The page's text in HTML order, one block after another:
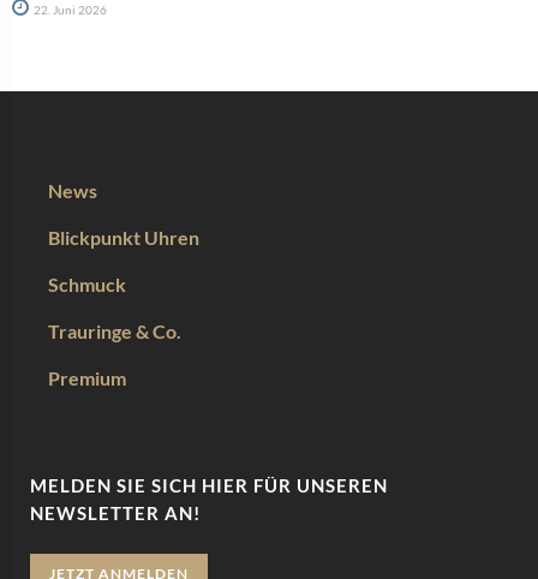
22. Juni 2026
News
Blickpunkt Uhren
Schmuck
Trauringe & Co.
Premium
MELDEN SIE SICH HIER FÜR UNSEREN
NEWSLETTER AN!
JETZT ANMELDEN